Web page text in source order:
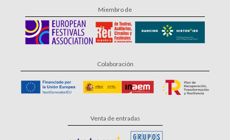
Miembro de
Colaboración
Venta de entradas